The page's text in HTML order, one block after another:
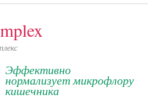
Эффективно
нормализует микрофлору
кишечника